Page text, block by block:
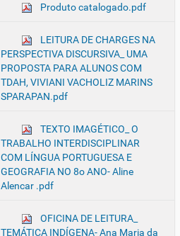
Produto catalogado.pdf
LEITURA DE CHARGES NA
PERSPECTIVA DISCURSIVA_ UMA
PROPOSTA PARA ALUNOS COM
TDAH, VIVIANI VACHOLIZ MARINS
SPARAPAN.pdf
TEXTO IMAGÉTICO_ O
TRABALHO INTERDISCIPLINAR
COM LÍNGUA PORTUGUESA E
GEOGRAFIA NO 8o ANO- Aline
Alencar .pdf
OFICINA DE LEITURA_
TEMÁTICA INDÍGENA- Ana Maria da